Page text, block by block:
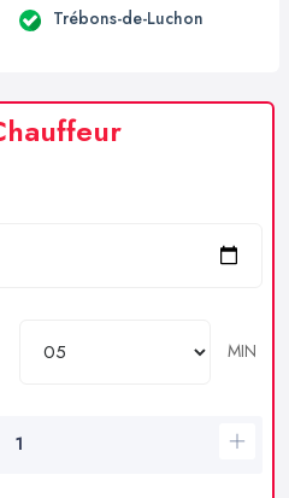
Trébons-de-Luchon
MIN